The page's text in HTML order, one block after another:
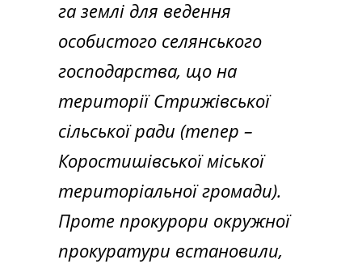
га землі для ведення
особистого селянського
господарства, що на
території Стрижівської
сільської ради (тепер –
Коростишівської міської
територіальної громади).
Проте прокурори окружної
прокуратури встановили,